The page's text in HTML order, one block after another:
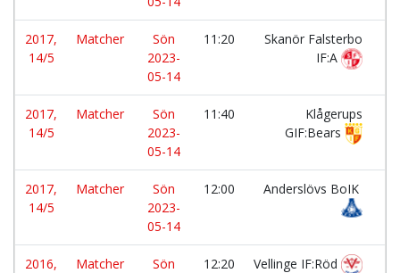
2017,
14/5
Matcher
Sön
2023-
05-14
11:20
Skanör Falsterbo
IF:A
2017,
14/5
Matcher
Sön
2023-
05-14
11:40
Klågerups
GIF:Bears
2017,
14/5
Matcher
Sön
2023-
05-14
12:00 Anderslövs BoIK
2016,
Matcher
Sön
12:20 Vellinge IF:Röd